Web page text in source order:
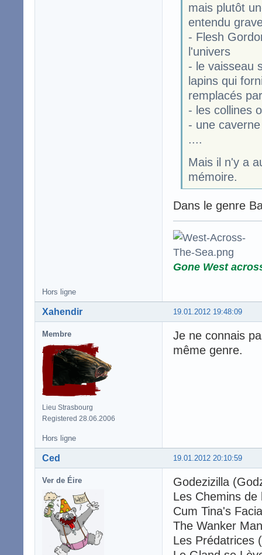
mais plutôt
entendu
- Flesh
l'univers
- le vaisseau
lapins qui
remplacés
- les collines
- une
....
Mais il n'y a
mémoire.
Dans le genre
Gone West
Hors ligne
19.01.2012 19:48:09
Xahendir
Membre
Lieu Strasbourg
Registered 28.06.2006
Je ne connais
même genre.
Hors ligne
19.01.2012 20:10:59
Ced
Ver de Éire
Godezizilla
Les Chemins de
Cum Tina's
The Wanker
Les Prédatrices